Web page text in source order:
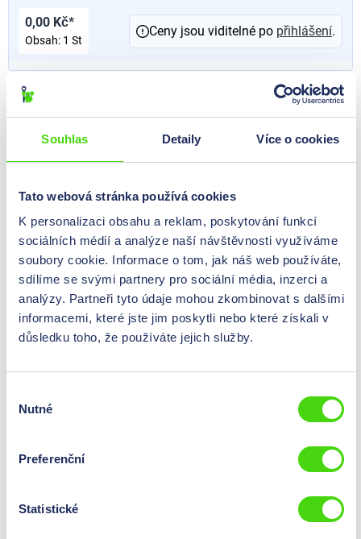
Souhlas Detaily Více o cookies
Tato webová stránka používá cookies
K personalizaci obsahu a reklam, poskytování funkcí
sociálních médií a analýze naší návštěvnosti využíváme
soubory cookie. Informace o tom, jak náš web používáte,
sdílíme se svými partnery pro sociální média, inzerci a
analýzy. Partneři tyto údaje mohou zkombinovat s dalšími
informacemi, které jste jim poskytli nebo které získali v
důsledku toho, že používáte jejich služby.
souhlasu
Nutné
Preferenční
Statistické
0,00 Kč*
Obsah: 1 St
Ceny jsou viditelné po přihlášení.
41385
Elektrický štítek podle WEEE, 15 x 10 mm, 1 ks.
Ceny jsou viditelné popřihlášení.
41391
Elektrický štítek podle WEEE, 20 x 15 mm
0,00 Kč*
Obsah: 1 St
Ceny jsou viditelné po přihlášení
požadavky pomocí našeho poptávkového formuláře. Rádi